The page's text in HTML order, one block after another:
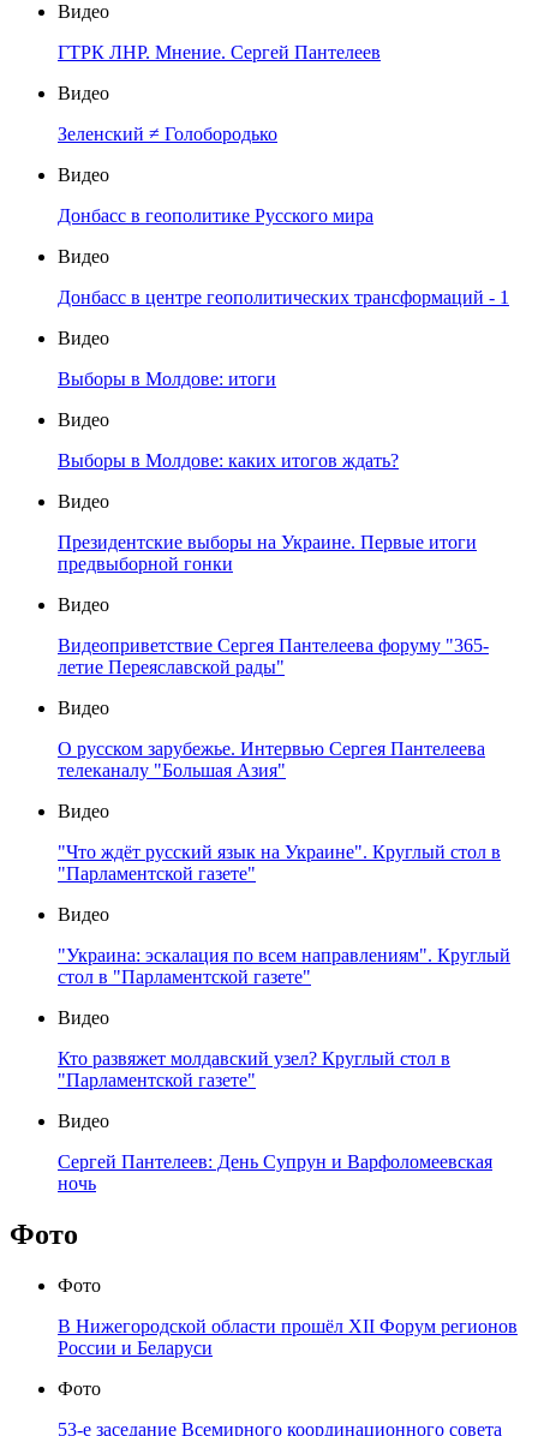
Видео
ГТРК ЛНР. Мнение. Сергей Пантелеев
Видео
Зеленский ≠ Голобородько
Видео
Донбасс в геополитике Русского мира
Видео
Донбасс в центре геополитических трансформаций - 1
Видео
Выборы в Молдове: итоги
Видео
Выборы в Молдове: каких итогов ждать?
Видео
Президентские выборы на Украине. Первые итоги
предвыборной гонки
Видео
Видеоприветствие Сергея Пантелеева форуму "365-
летие Переяславской рады"
Видео
О русском зарубежье. Интервью Сергея Пантелеева
телеканалу "Большая Азия"
Видео
"Что ждёт русский язык на Украине". Круглый стол в
"Парламентской газете"
Видео
"Украина: эскалация по всем направлениям". Круглый
стол в "Парламентской газете"
Видео
Кто развяжет молдавский узел? Круглый стол в
"Парламентской газете"
Видео
Сергей Пантелеев: День Супрун и Варфоломеевская
ночь
Фото
Фото
В Нижегородской области прошёл XII Форум регионов
России и Беларуси
Фото
53-е заседание Всемирного координационного совета